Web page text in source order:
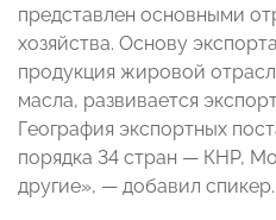
представлен основными
хозяйства. Основу
продукция жировой
масла, развивается
География экспортных
порядка 34 стран — КНР,
другие», — добавил спикер.